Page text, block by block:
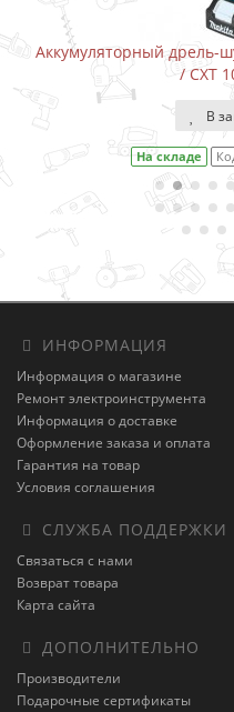
Аккумуляторный дрель-
/ CXT
В
На складе
ИНФОРМАЦИЯ
Информация о магазине
Ремонт электроинструмента
Информация о доставке
Оформление заказа и оплата
Гарантия на товар
Условия соглашения
СЛУЖБА ПОДДЕРЖКИ
Связаться с нами
Возврат товара
Карта сайта
ДОПОЛНИТЕЛЬНО
Производители
Подарочные сертификаты